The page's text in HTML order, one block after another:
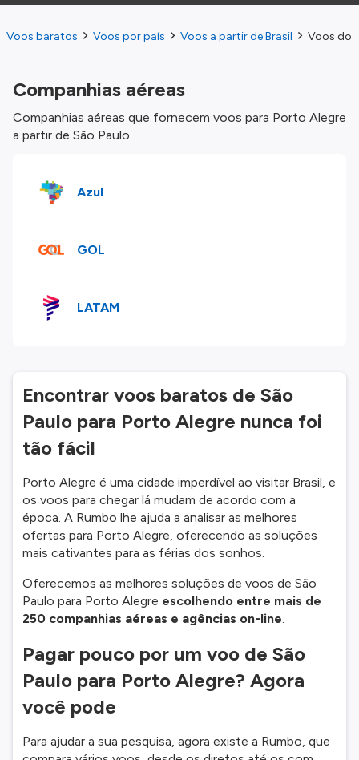
Voos baratos Voos por país Voos a partir de Brasil Voos do
Companhias aéreas
Companhias aéreas que fornecem voos para Porto Alegre
a partir de São Paulo
Azul
GOL
LATAM
Encontrar voos baratos de São
Paulo para Porto Alegre nunca foi
tão fácil
Porto Alegre é uma cidade imperdível ao visitar Brasil, e
os voos para chegar lá mudam de acordo com a
época. A Rumbo lhe ajuda a analisar as melhores
ofertas para Porto Alegre, oferecendo as soluções
mais cativantes para as férias dos sonhos.
Oferecemos as melhores soluções de voos de São
Paulo para Porto Alegre escolhendo entre mais de
250 companhias aéreas e agências on-line.
Pagar pouco por um voo de São
Paulo para Porto Alegre? Agora
você pode
Para ajudar a sua pesquisa, agora existe a Rumbo, que